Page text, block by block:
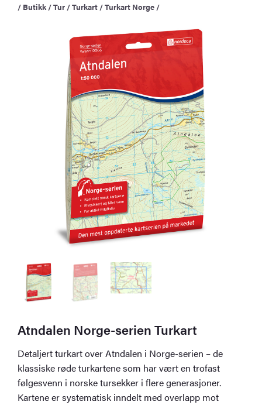
r/ Butikk /Tur /Turkart /Turkart Norge /
Atndalen Norge-serien Turkart
Detaljert turkart over Atndalen i Norge-serien – de
klassiske røde turkartene som har vært en trofast
følgesvenn i norske tursekker i flere generasjoner.
Kartene er systematisk inndelt med overlapp mot